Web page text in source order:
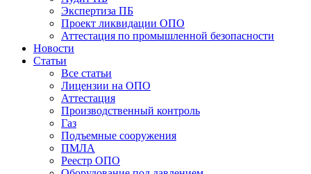
Экспертиза ПБ
Проект ликвидации ОПО
Аттестация по промышленной безопасности
Новости
Статьи
Все статьи
Лицензии на ОПО
Аттестация
Производственный контроль
Газ
Подъемные сооружения
ПМЛА
Реестр ОПО